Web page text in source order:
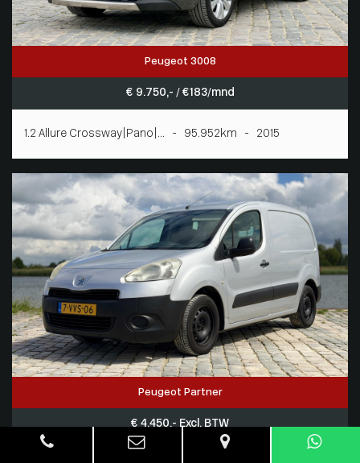
Peugeot 3008
€ 9.750,- / € 183/mnd
1.2 Allure Crossway|Pano|... - 95.952km - 2015
Peugeot Partner
€ 4.450,- Excl. BTW